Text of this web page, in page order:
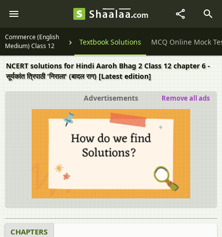
Commerce (English
Medium) Class 12
Question Papers Textbook Solutions MCQ Online Mock
NCERT solutions for Hindi Aaroh Bhag 2 Class 12 chapter 6 -
सूर्यकांत त्रिपाठी 'निराला' (बादल राग) [Latest edition]
Advertisements Remove all ads
CHAPTERS